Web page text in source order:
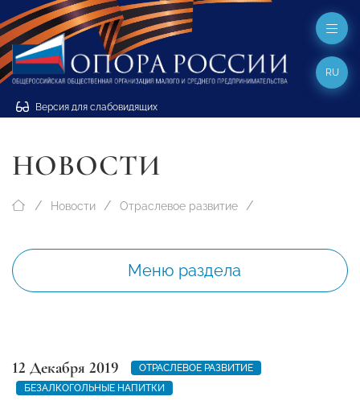
Версия для слабовидящих
RU
НОВОСТИ
Новости Отраслевое развитие
Меню раздела
12 Декабря 2019
ОТРАСЛЕВОЕ РАЗВИТИЕ
БЕЗАЛКОГОЛЬНЫЕ НАПИТКИ